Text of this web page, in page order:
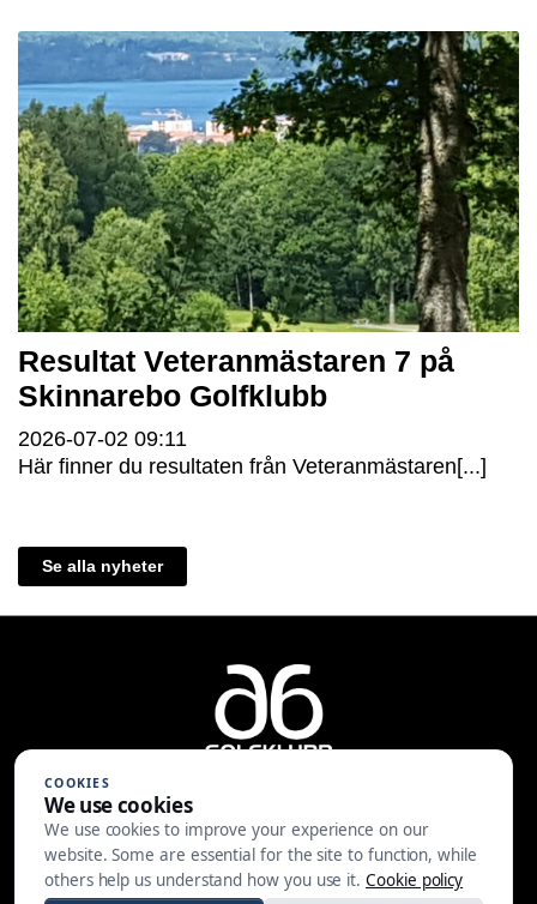
Resultat Veteranmästaren 7 på
Skinnarebo Golfklubb
2026-07-02 09:11
Här finner du resultaten från Veteranmästaren[...]
Se alla nyheter
A6 Golfklubb | Centralvägen 37 |
553 05 JÖNKÖPING | 036-30 81 30
COOKIES
We use cookies
We use cookies to improve your experience on our
website. Some are essential for the site to function, while
others help us understand how you use it. Cookie policy